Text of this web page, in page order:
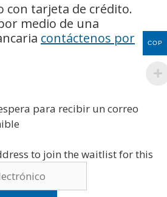
con tarjeta de crédito.
medio de una
contáctenos por
para recibir un correo
to join the waitlist for this
COP